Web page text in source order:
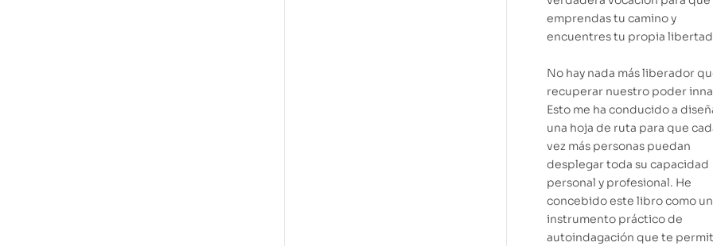
emprendas tu camino y
encuentres tu propia
No hay nada más liberador
recuperar nuestro poder
Esto me ha conducido a
una hoja de ruta para que
vez más personas puedan
desplegar toda su capacidad
personal y profesional. He
concebido este libro como un
instrumento práctico de
autoindagación que te